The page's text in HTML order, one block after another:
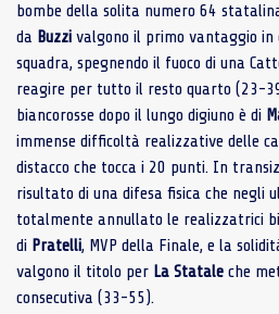
bombe della solita numero 64
da Buzzi valgono il primo vantaggio
squadra, spegnendo il fuoco di una
reagire per tutto il resto quarto (23-
biancorosse dopo il lungo digiuno è di
immense difficoltà realizzative delle
distacco che tocca i 20 punti. In
risultato di una difesa fisica che negli
totalmente annullato le realizzatrici
di Pratelli, MVP della Finale, e la
valgono il titolo per La Statale che
consecutiva (33-55).